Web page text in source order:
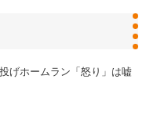
げホームラン「怒り」は嘘